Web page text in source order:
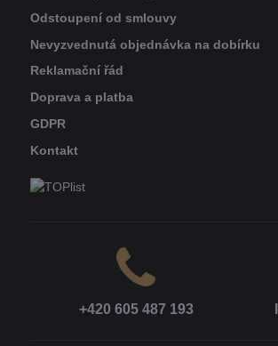
Odstoupení od smlouvy
Nevyzvednutá objednávka na dobírku
Reklamační řád
Doprava a platba
GDPR
Kontakt
+420 605 487 193